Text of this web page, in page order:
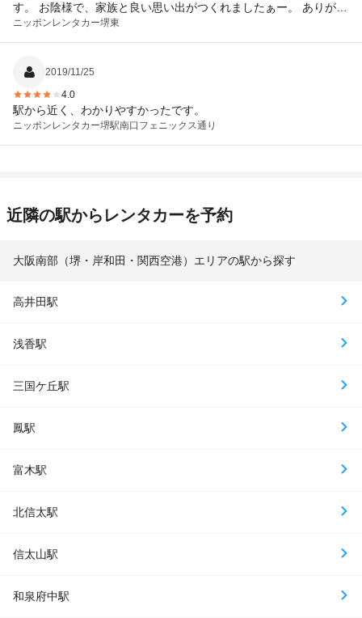
す。 お陰様で、家族と良い思い出がつくれましたぁー。 ありがと
うございましたぁ。また使いたいと思いますっ
ニッポンレンタカー堺東
2019/11/25
4.0
駅から近く、わかりやすかったです。
ニッポンレンタカー堺駅南口フェニックス通り
近隣の駅からレンタカーを予約
大阪南部（堺・岸和田・関西空港）エリアの駅から探す
高井田駅
浅香駅
三国ケ丘駅
鳳駅
富木駅
北信太駅
信太山駅
和泉府中駅